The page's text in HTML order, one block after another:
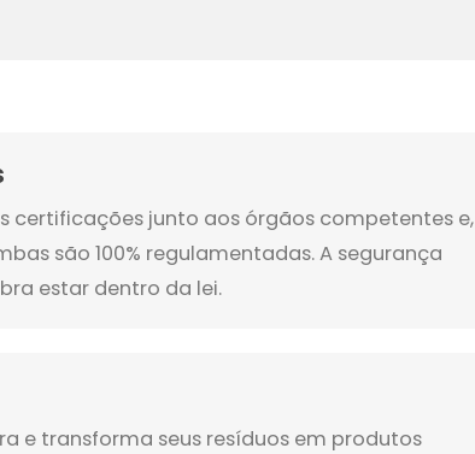
certificações junto aos órgãos competentes e,
são 100% regulamentadas. A segurança
estar dentro da lei.
e transforma seus resíduos em produtos